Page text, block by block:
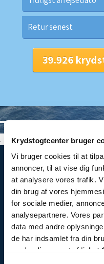
Krydstogtcenter bruger
Vi bruger cookies til at
annoncer, til at vise dig
at analysere vores trafik.
din brug af vores
for sociale medier,
analysepartnere. Vores
data med andre
de har indsamlet fra din
ændre din accept af linket
©
Kontakt
Tlf.: 7870 0525
Åbningstider
Mandag-fredag kl. 10-
Læs mere